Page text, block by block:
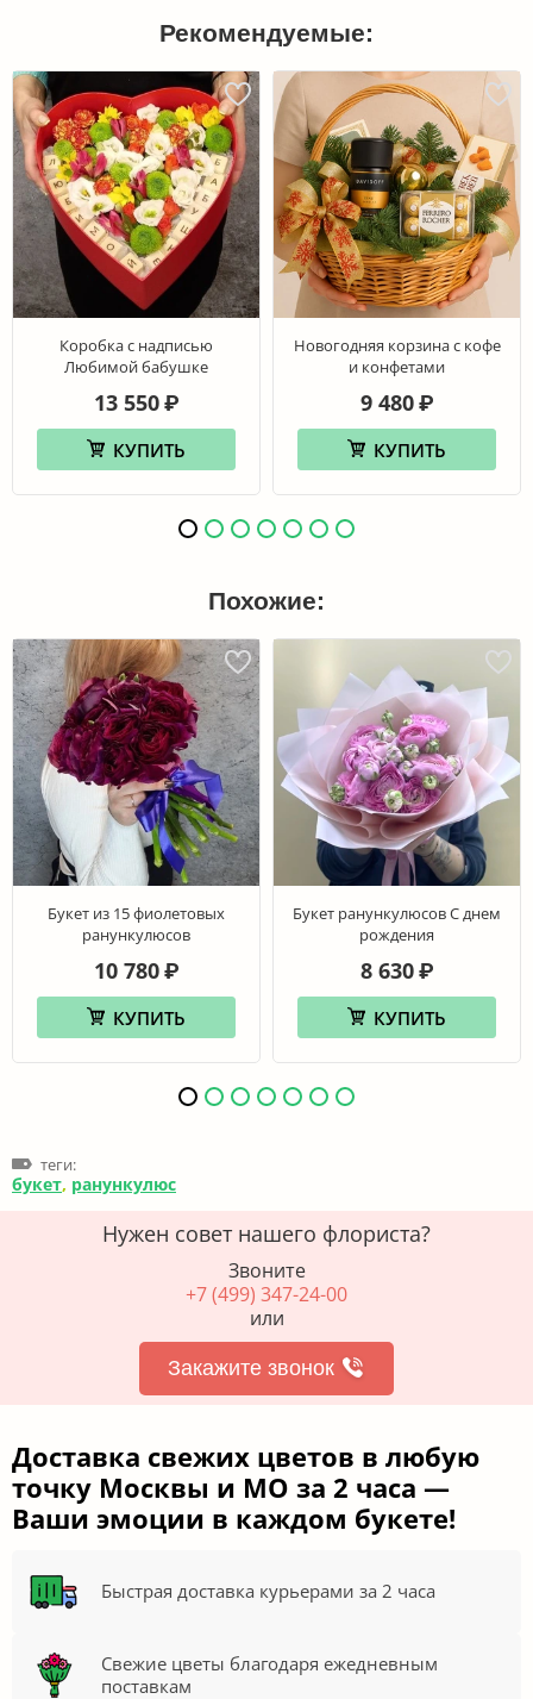
Рекомендуемые:
Коробка с надписью
Любимой бабушке
13 550 ₽
КУПИТЬ
Новогодняя корзина с кофе
и конфетами
9 480 ₽
КУПИТЬ
Похожие:
Букет из 15 фиолетовых
ранункулюсов
10 780 ₽
КУПИТЬ
Букет ранункулюсов С днем
рождения
8 630 ₽
КУПИТЬ
теги:
букет, ранункулюс
Нужен совет нашего флориста?
Звоните
+7 (499) 347-24-00
или
Закажите звонок
Доставка свежих цветов в любую
точку Москвы и МО за 2 часа —
Ваши эмоции в каждом букете!
Быстрая доставка курьерами за 2 часа
Свежие цветы благодаря ежедневным
поставкам